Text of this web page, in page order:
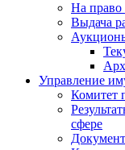
На право
Выдача
Управление
Комитет
сфере